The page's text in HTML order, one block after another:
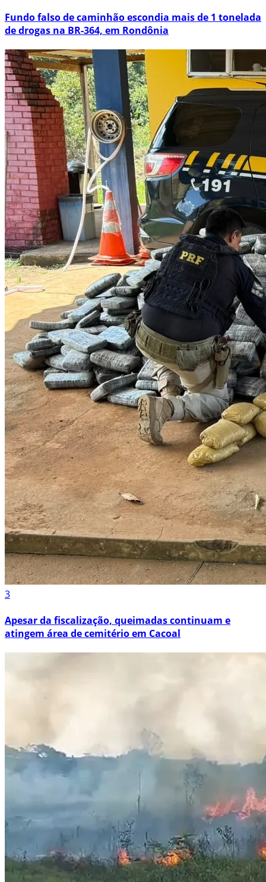
Fundo falso de caminhão escondia mais de 1 tonelada
de drogas na BR-364, em Rondônia
3
Apesar da fiscalização, queimadas continuam e
atingem área de cemitério em Cacoal